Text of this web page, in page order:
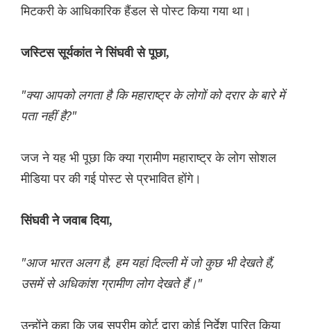
मिटकरी के आधिकारिक हैंडल से पोस्ट किया गया था।
जस्टिस सूर्यकांत ने सिंघवी से पूछा,
"क्या आपको लगता है कि महाराष्ट्र के लोगों को दरार के बारे में
पता नहीं है?"
जज ने यह भी पूछा कि क्या ग्रामीण महाराष्ट्र के लोग सोशल
मीडिया पर की गई पोस्ट से प्रभावित होंगे।
सिंघवी ने जवाब दिया,
"आज भारत अलग है, हम यहां दिल्ली में जो कुछ भी देखते हैं,
उसमें से अधिकांश ग्रामीण लोग देखते हैं।"
उन्होंने कहा कि जब सुप्रीम कोर्ट द्वारा कोई निर्देश पारित किया